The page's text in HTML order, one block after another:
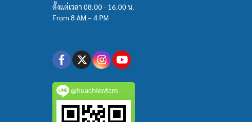
ตั้งแต่เวลา 08.00 - 16.00 น.
From 8 AM – 4 PM
@huachiewtcm